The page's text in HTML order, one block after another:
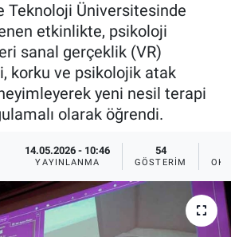
Teknoloji Üniversitesinde
etkinlikte, psikoloji
sanal gerçeklik (VR)
korku ve psikolojik atak
yeni nesil terapi
olarak öğrendi.
14.05.2026 - 10:46
YAYINLANMA
54
GÖSTERIM
Durumu ve Fikstür